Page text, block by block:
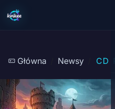
Główna Newsy CD